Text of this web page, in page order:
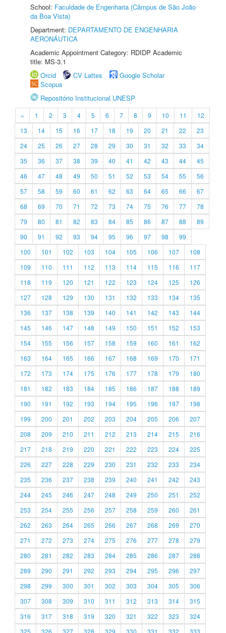
School: Faculdade de Engenharia (Câmpus de São João
da Boa Vista)
Department: DEPARTAMENTO DE ENGENHARIA
AERONÁUTICA
Academic Appointment Category: RDIDP Academic
title: MS-3.1
Orcid
CV Lattes
Google Scholar
Scopus
Repositório Institucional UNESP
« 1 2 3 4 5 6 7 8 9 10 11
12
13
14 15 16 17 18 19 20 21 22
23
24
25 26 27 28 29 30 31 32 33
34
35
36 37 38 39 40 41 42 43 44
45
46
47 48 49 50 51 52 53 54 55
56
57
58 59 60 61 62 63 64 65 66
67
68
69 70 71 72 73 74 75 76 77
78
79
80 81 82 83 84 85 86 87 88
89
90
91 92 93 94 95 96 97 98
99
100
101 102 103 104 105 106 107
108
109
110 111 112 113 114 115 116
117
118
119 120 121 122 123 124 125
126
127
128 129 130 131 132 133 134
135
136
137 138 139 140 141 142 143
144
145
146 147 148 149 150 151 152
153
154
155 156 157 158 159 160 161
162
163
164 165 166 167 168 169 170
171
172
173 174 175 176 177 178 179
180
181
182 183 184 185 186 187 188
189
190
191 192 193 194 195 196 197
198
199
200 201 202 203 204 205 206
207
208
209 210 211 212 213 214 215
216
217
218 219 220 221 222 223 224
225
226
227 228 229 230 231 232 233
234
235
236 237 238 239 240 241 242
243
244
245 246 247 248 249 250 251
252
253
254 255 256 257 258 259 260
261
262
263 264 265 266 267 268 269
270
271
272 273 274 275 276 277 278
279
280
281 282 283 284 285 286 287
288
289
290 291 292 293 294 295 296
297
298
299 300 301 302 303 304 305
306
307
308 309 310 311 312 313 314
315
316
317 318 319 320 321 322 323
324
325
326 327 328 329 330 331 332 333